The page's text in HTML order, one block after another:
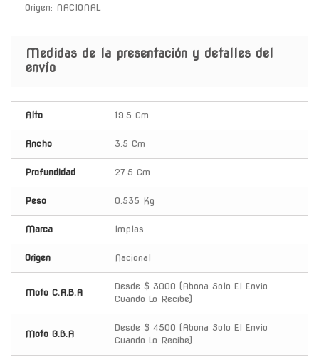
Origen: NACIONAL
Medidas de la presentación y detalles del
envío
Alto 19.5 Cm
Ancho 3.5 Cm
Profundidad 27.5 Cm
Peso 0.535 Kg
Marca Implas
Origen Nacional
Moto C.A.B.A
Desde $ 3000 (Abona Solo El Envio
Cuando Lo Recibe)
Moto G.B.A
Desde $ 4500 (Abona Solo El Envio
Cuando Lo Recibe)